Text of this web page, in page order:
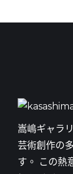
嵩嶋ギャラ
芸術創作の
す。 この熱